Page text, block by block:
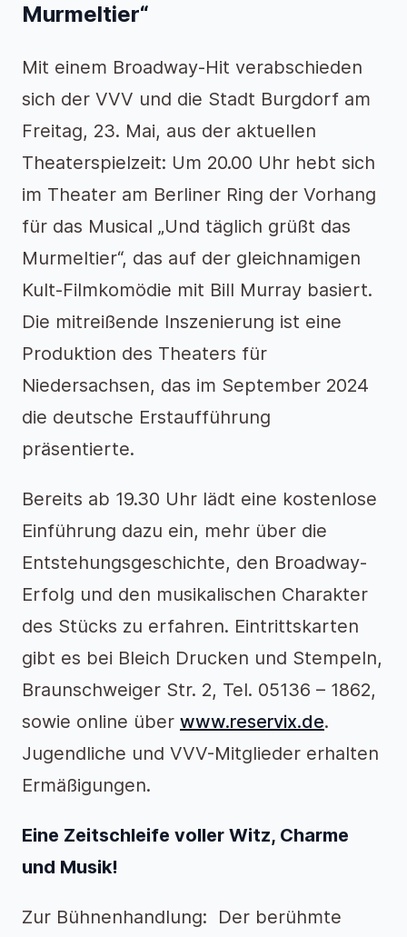
Murmeltier“
Mit einem Broadway-Hit verabschieden
sich der VVV und die Stadt Burgdorf am
Freitag, 23. Mai, aus der aktuellen
Theaterspielzeit: Um 20.00 Uhr hebt sich
im Theater am Berliner Ring der Vorhang
für das Musical „Und täglich grüßt das
Murmeltier“, das auf der gleichnamigen
Kult-Filmkomödie mit Bill Murray basiert.
Die mitreißende Inszenierung ist eine
Produktion des Theaters für
Niedersachsen, das im September 2024
die deutsche Erstaufführung
präsentierte.
Bereits ab 19.30 Uhr lädt eine kostenlose
Einführung dazu ein, mehr über die
Entstehungsgeschichte, den Broadway-
Erfolg und den musikalischen Charakter
des Stücks zu erfahren. Eintrittskarten
gibt es bei Bleich Drucken und Stempeln,
Braunschweiger Str. 2, Tel. 05136 – 1862,
sowie online über www.reservix.de.
Jugendliche und VVV-Mitglieder erhalten
Ermäßigungen.
Eine Zeitschleife voller Witz, Charme
und Musik!
Zur Bühnenhandlung: Der berühmte